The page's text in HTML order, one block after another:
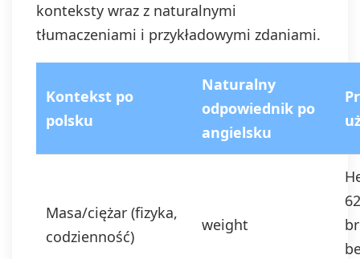
konteksty wraz z naturalnymi
tłumaczeniami i przykładowymi zdaniami.
Kontekst po
polsku
Naturalny
odpowiednik po
angielsku
Masa/ciężar (fizyka,
codzienność)
weight